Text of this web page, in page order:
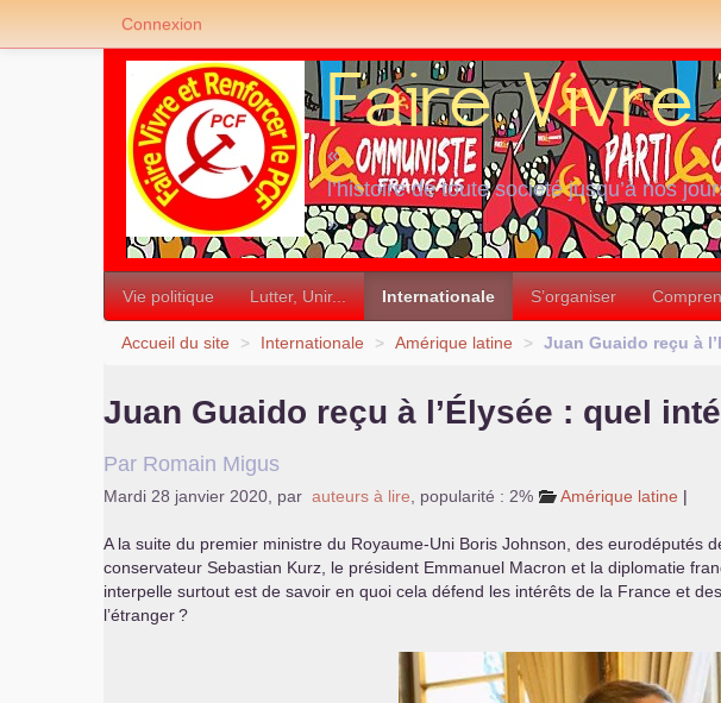
«
l’histoire de toute société jusqu’à nos
»
Vie politique Lutter, Unir... Internationale S’organiser
Accueil du site > Internationale > Amérique latine > Juan Guaido reçu à
Juan Guaido reçu à l’Élysée : quel
Par Romain Migus
Mardi 28 janvier 2020 par auteurs à lire popularité : 2% Amérique latine |
A la suite du premier ministre du Royaume-Uni Boris Johnson, des eurodéputés
conservateur Sebastian Kurz, le président Emmanuel Macron et la diplomatie
interpelle surtout est de savoir en quoi cela défend les intérêts de la France et
l’étranger?
Connexion